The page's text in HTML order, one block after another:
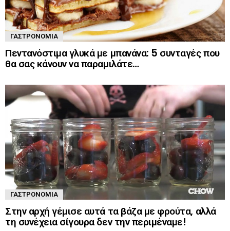
ΓΑΣΤΡΟΝΟΜΊΑ
Πεντανόστιμα γλυκά με μπανάνα: 5 συνταγές που
θα σας κάνουν να παραμιλάτε…
ΓΑΣΤΡΟΝΟΜΊΑ
Στην αρχή γέμισε αυτά τα βάζα με φρούτα, αλλά
τη συνέχεια σίγουρα δεν την περιμέναμε!